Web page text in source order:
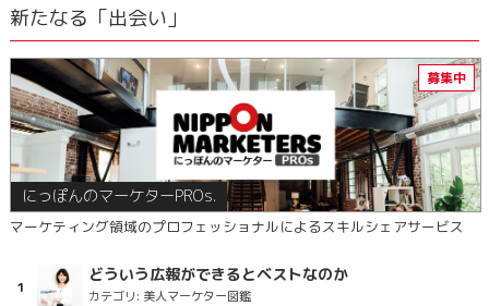
新たなる「出会い」
にっぽんのマーケターPROs.
マーケティング領域のプロフェッショナルによるスキルシェアサービス
どういう広報ができるとベストなのか
カテゴリ: 美人マーケター図鑑